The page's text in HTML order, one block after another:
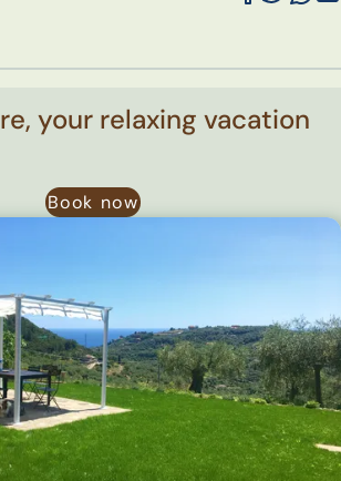
your relaxing vacation
Book now